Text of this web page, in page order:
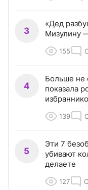
3
«Дед
Мизулину
155
4
Больше не
показала
139
5
Эти 7
убивают
делаете
127